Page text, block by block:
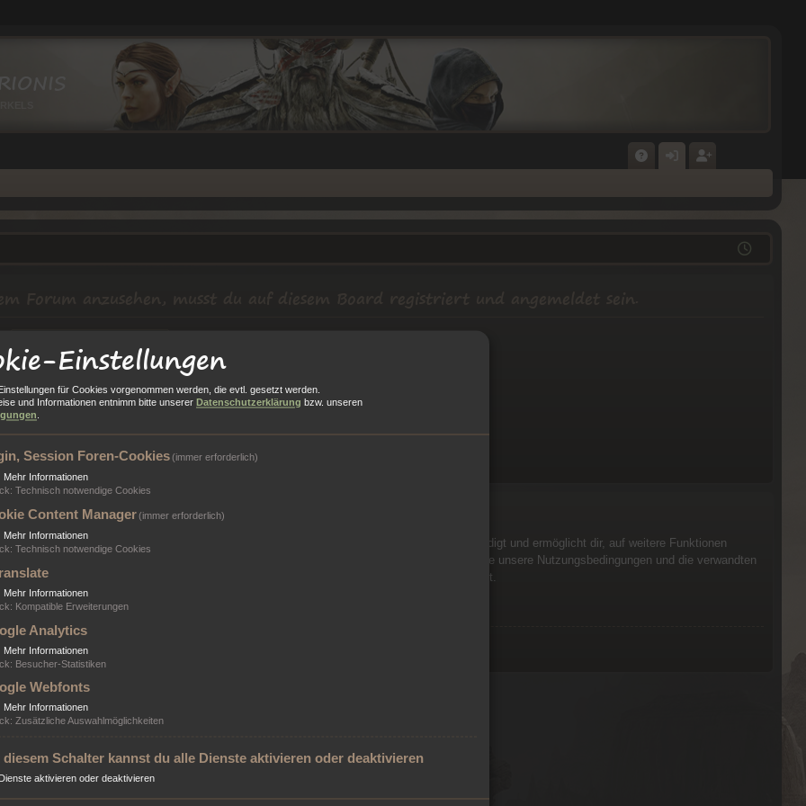
A
M
Ich habe mein Passwort vergessen
Angemeldet bleiben
Meinen Online-Status während dieser Sitzung verbergen
sein, um dich anmelden zu können. Die Registrierung ist in wenigen Augenblicken erledigt und ermöglicht dir, auf weitere Funktionen
kann registrierten Benutzern auch zusätzliche Berechtigungen zuweisen. Beachte bitte unsere Nutzungsbedingungen und die verwandten
Bitte beachte auch die jeweiligen Forenregeln, wenn du dich in diesem Board bewegst.
Einstellungen
für Cookies vorgenommen werden, die evtl. gesetzt werden.
und Informationen entnimm bitte unserer Datenschutzerklärung bzw. unseren
.
Session Foren-Cookies(immer erforderlich)
Mehr Informationen
: Technisch notwendige Cookies
Content Manager(immer erforderlich)
Mehr Informationen
: Technisch notwendige Cookies
Mehr Informationen
: Kompatible Erweiterungen
Analytics
Mehr Informationen
: Besucher-Statistiken
Webfonts
Mehr Informationen
: Zusätzliche Auswahlmöglichkeiten
diesem Schalter kannst du alle Dienste aktivieren oder deaktivieren
aktivieren oder deaktivieren